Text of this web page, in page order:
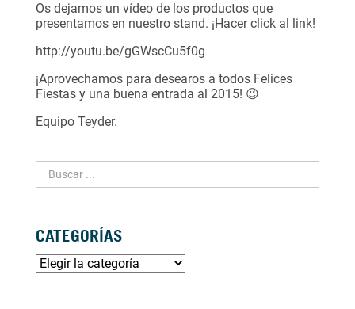
Os dejamos un vídeo de los productos que
presentamos en nuestro stand. ¡Hacer click al link!
http://youtu.be/gGWscCu5f0g
¡Aprovechamos para desearos a todos Felices
Fiestas y una buena entrada al 2015! 😉
Equipo Teyder.
CATEGORÍAS